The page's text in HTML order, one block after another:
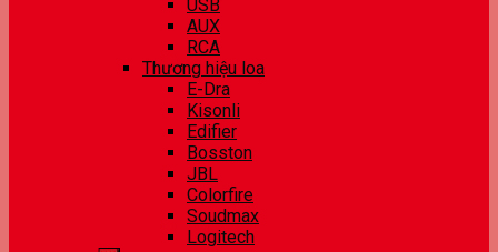
USB
AUX
RCA
Thương hiệu loa
E-Dra
Kisonli
Edifier
Bosston
JBL
Colorfire
Soudmax
Logitech